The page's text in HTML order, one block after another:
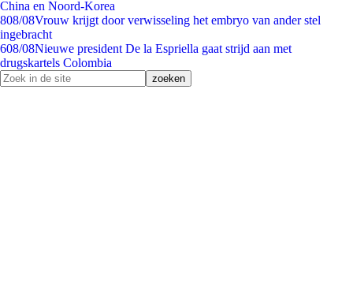
China en Noord-Korea
808/08Vrouw krijgt door verwisseling het embryo van ander stel
ingebracht
608/08Nieuwe president De la Espriella gaat strijd aan met
drugskartels Colombia